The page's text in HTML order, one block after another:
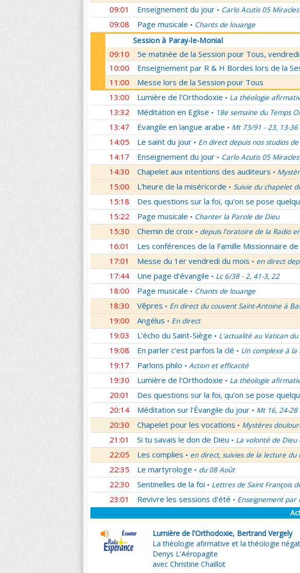
09:01 Enseignement du jour • Carlo Acutis 05
09:08 Page musicale • Chants de louange
Session à Paray-le-Monial
09:10
5e matinée de la Session pour Tous,
10:00
Enseignement par R & H Bordes lors de la
11:00
Messe lors de la Session pour Tous
13:00
Lumière de l'Orthodoxie • La théologie
13:32 Méditation en Eglise • 18e semaine du Temps
13:47 Evangile en langue arabe • Mt 73/91 - 23, 13-36
14:05 Le saint du jour • En direct depuis nos studios
14:17 Enseignement du jour • Carlo Acutis 05
14:30 Chapelet aux intentions des auditeurs •
15:00 L'heure de la miséricorde • Suivie du chapelet
15:18 Des questions sur la foi, qu'on se pose
15:22 Page musicale • Chanter la Parole de Dieu
15:30 Chemin de croix • depuis l'oratoire de la Radio
16:01 Les conférences de la Famille Missionnaire
17:01 Messe du 1er vendredi du mois • en direct
17:44 Une page d'évangile • Lc 6/38 - 2, 41-3, 22
18:00 Page musicale • Chants de louange
18:30 Vêpres • En direct du couvent Saint-Antoine à
19:00 Angélus • En direct
19:03 L'écho du Saint-Siège • L'actualité au Vatican
19:08 En parler c'est parfois la clé • Un complexe à la
19:17 Parlons philo • Action et efficacité
19:30 Lumière de l'Orthodoxie • La théologie
20:01 Des questions sur la foi, qu'on se pose
20:14 Méditation sur l'Évangile du jour • Mt 16, 24-
20:30 Chapelet pour les vocations • Mystères
21:01 Si tu savais le don de Dieu • La volonté de
22:05 Les complies • en direct, suivies de la lecture
22:35 Le martyrologe • du 08 Août
22:30 Sentinelles de la foi • Lettres de Saint François
23:01 Revivre les sessions d'été • Enseignement par
Lumière de l'Orthodoxie, Bertrand Vergely
La théologie afirmative et la théologie
Denys L'Aéropagite
avec Christine Chaillot